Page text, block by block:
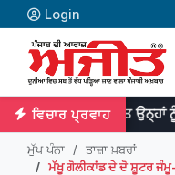
Login
ਵਿਚਾਰ ਪ੍ਰਵਾਹ
ਮਿਹਨਤ ਉਨ੍ਹਾਂ ਨੂੰ ਨੇਪਰੇ
ਮੁੱਖ ਪੰਨਾ
ਤਾਜ਼ਾ ਖ਼ਬਰਾਂ
ਮੱਖੂ ਗੋਲੀਕਾਂਡ ਦੇ ਦੋ ਸ਼ੂਟਰ